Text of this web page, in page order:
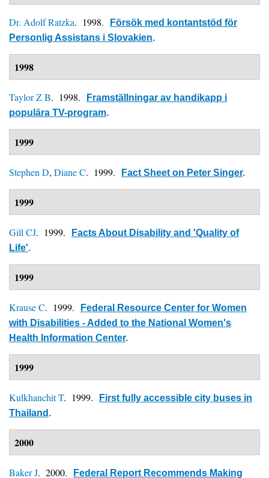
Dr. Adolf Ratzka. 1998.
Försök med kontantstöd för
Personlig Assistans i Slovakien.
1998
Taylor Z B. 1998.
Framställningar av handikapp i
populära TV-program.
1999
Stephen D, Diane C. 1999. Fact Sheet on Peter Singer.
1999
Gill CJ. 1999.
Facts About Disability and 'Quality of
Life'.
1999
Krause C. 1999.
Federal Resource Center for Women
with Disabilities - Added to the National Women's
Health Information Center.
1999
Kulkhanchit T. 1999.
First fully accessible city buses in
Thailand .
2000
Baker J. 2000. Federal Report Recommends Making